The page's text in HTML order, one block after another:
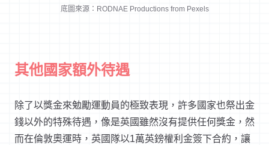
底圖來源：RODNAE Productions from Pexels
其他國家額外待遇
除了以獎金來勉勵運動員的極致表現，許多國家也祭出金
錢以外的特殊待遇，像是英國雖然沒有提供任何獎金，然
而在倫敦奧運時，英國隊以1萬英鎊權利金簽下合約，讓